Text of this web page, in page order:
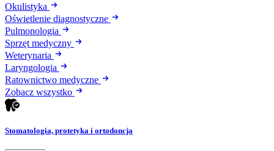
Okulistyka
Oświetlenie diagnostyczne
Pulmonologia
Sprzęt medyczny
Weterynaria
Laryngologia
Ratownictwo medyczne
Zobacz wszystko
Stomatologia, protetyka i ortodoncja